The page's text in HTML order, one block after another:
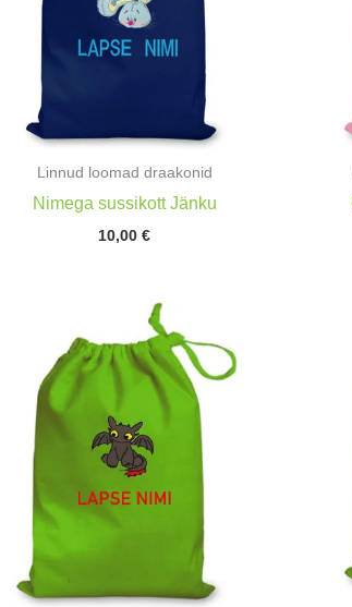
Linnud loomad draakonid
Nimega sussikott Jänku
10,00€